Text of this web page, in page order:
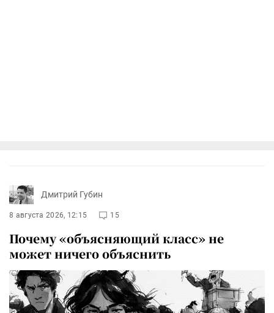
Дмитрий Губин
8 августа 2026, 12:15 15
Почему «объясняющий класс» не
может ничего объяснить